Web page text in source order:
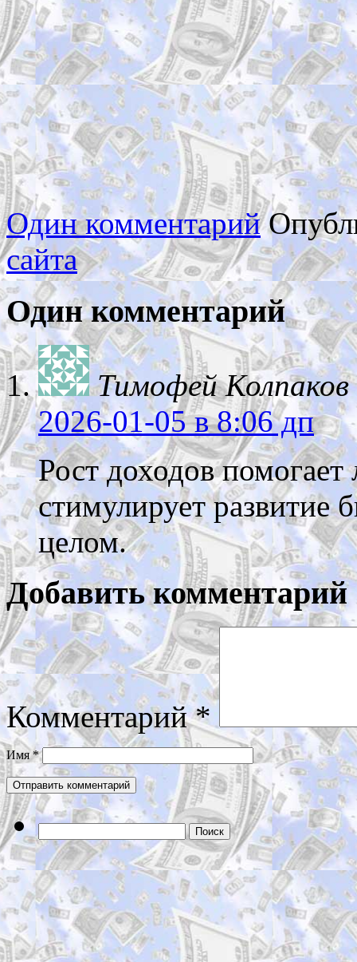
Один комментарий
сайта
Один комментарий
Тимофей Колпаков
2026-01-05в 8:06 дп
Рост доходов
стимулирует развитие
целом.
Добавить комментарий
Комментарий*
Имя*